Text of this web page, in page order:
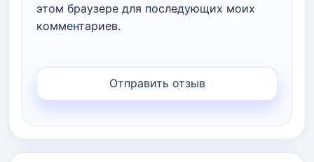
этом браузере для последующих моих
комментариев.